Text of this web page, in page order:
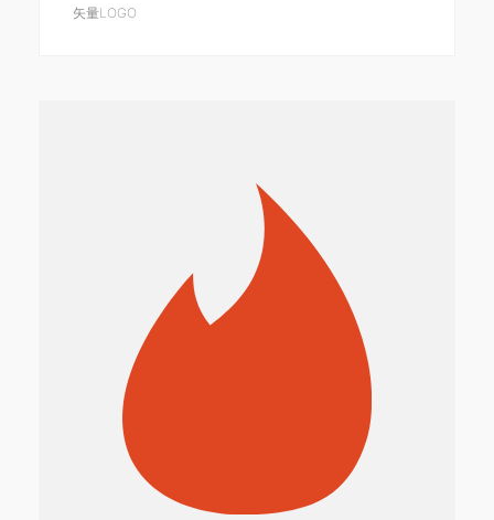
矢量LOGO